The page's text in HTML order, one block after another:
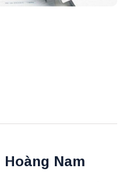
Hoàng Nam